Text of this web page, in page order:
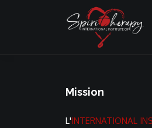
Mission
L'INTERNATIONAL